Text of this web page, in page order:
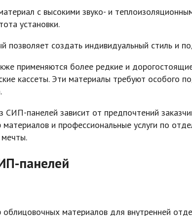
с высокими звуко- и
установки.
позволяет создать индивидуальный стиль и
применяются более редкие и
кассеты. Эти материалы требуют особого
панелей зависит от предпочтений
и профессиональные услуги по
панелей
материалов для внутренней